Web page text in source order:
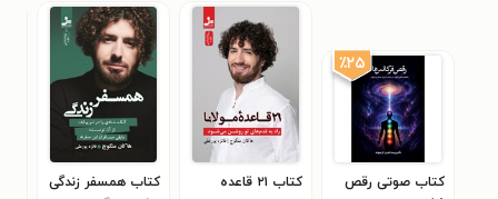
٪۲۵
کتاب صوتی رقص
کتاب ۲۱ قاعده
کتاب همسفر زندگی